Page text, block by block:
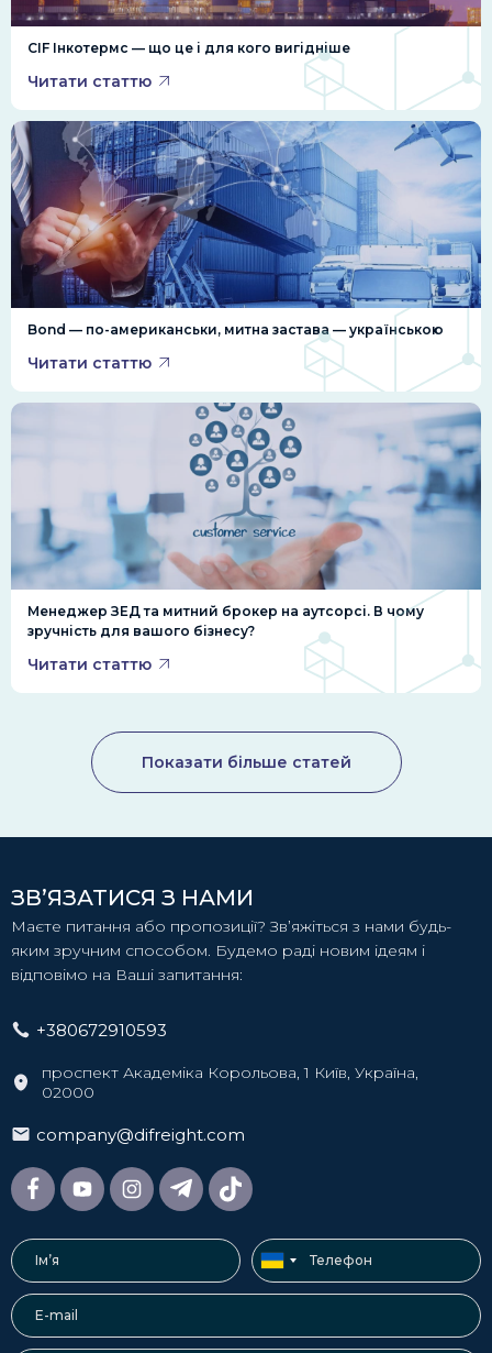
CIF Інкотермс — що це і для кого вигідніше
Читати статтю
Bond — по-американськи, митна застава — українською
Читати статтю
Менеджер ЗЕД та митний брокер на аутсорсі. В чому
зручність для вашого бізнесу?
Читати статтю
Показати більше статей
ЗВ’ЯЗАТИСЯ З НАМИ
Маєте питання або пропозиції? Зв’яжіться з нами будь-
яким зручним способом. Будемо раді новим ідеям і
відповімо на Ваші запитання:
+380672910593
проспект Академіка Корольова, 1 Київ, Україна,
02000
company@difreight.com